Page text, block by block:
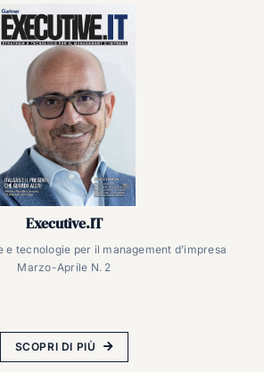
Executive.IT
e tecnologie per il management d’impresa
Marzo-Aprile N. 2
SCOPRI DI PIÙ